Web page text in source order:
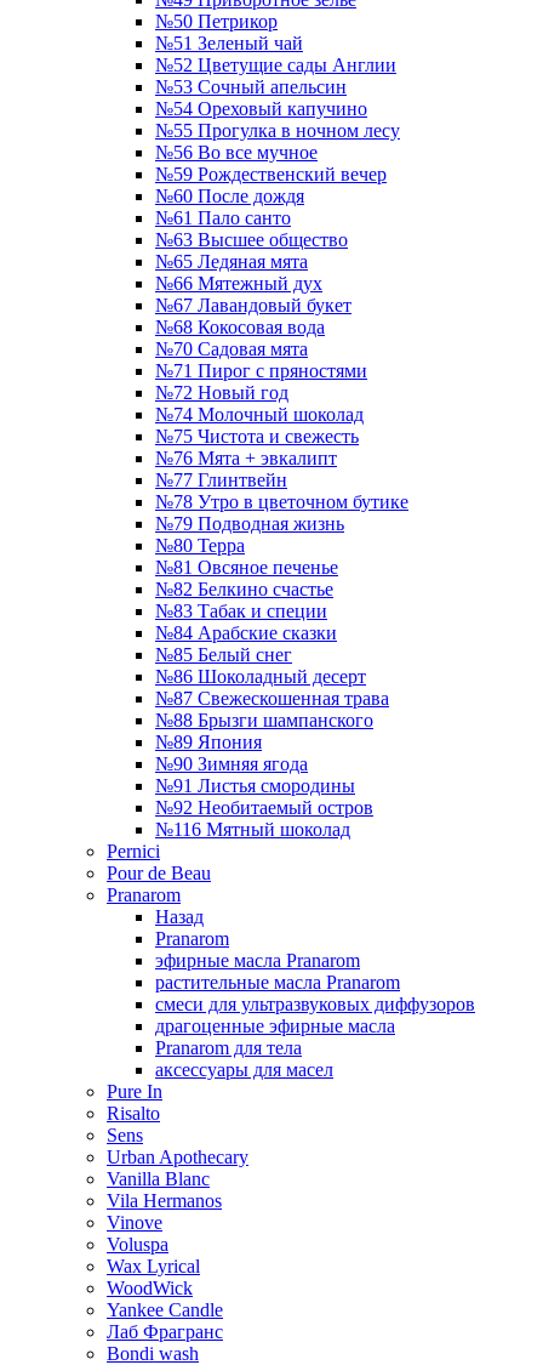
№50 Петрикор
№51 Зеленый чай
№52 Цветущие сады Англии
№53 Сочный апельсин
№54 Ореховый капучино
№55 Прогулка в ночном лесу
№56 Во все мучное
№59 Рождественский вечер
№60 После дождя
№61 Пало санто
№63 Высшее общество
№65 Ледяная мята
№66 Мятежный дух
№67 Лавандовый букет
№68 Кокосовая вода
№70 Садовая мята
№71 Пирог с пряностями
№72 Новый год
№74 Молочный шоколад
№75 Чистота и свежесть
№76 Мята + эвкалипт
№77 Глинтвейн
№78 Утро в цветочном бутике
№79 Подводная жизнь
№80 Терра
№81 Овсяное печенье
№82 Белкино счастье
№83 Табак и специи
№84 Арабские сказки
№85 Белый снег
№86 Шоколадный десерт
№87 Свежескошенная трава
№88 Брызги шампанского
№89 Япония
№90 Зимняя ягода
№91 Листья смородины
№92 Необитаемый остров
№116 Мятный шоколад
Pernici
Pour de Beau
Pranarom
Назад
Pranarom
эфирные масла Pranarom
растительные масла Pranarom
смеси для ультразвуковых диффузоров
драгоценные эфирные масла
Pranarom для тела
аксессуары для масел
Pure In
Risalto
Sens
Urban Apothecary
Vanilla Blanc
Vila Hermanos
Vinove
Voluspa
Wax Lyrical
WoodWick
Yankee Candle
Лаб Фрагранс
Bondi wash